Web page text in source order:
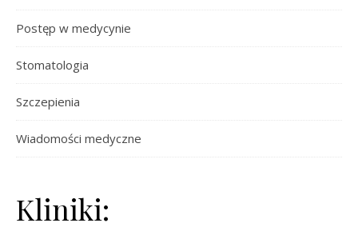
Postęp w medycynie
Stomatologia
Szczepienia
Wiadomości medyczne
Kliniki: